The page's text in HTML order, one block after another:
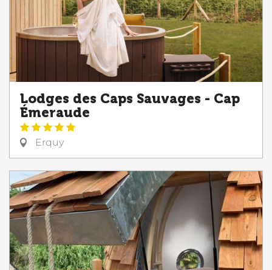
Lodges des Caps Sauvages - Cap
Émeraude
Erquy